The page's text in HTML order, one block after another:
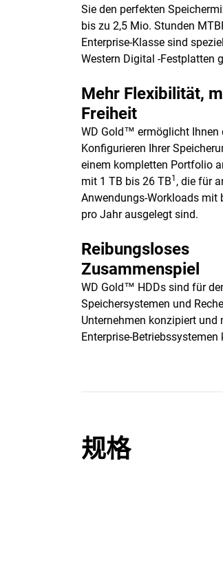
Sie den perfekten
bis zu 2,5 Mio. Stunden
Enterprise-Klasse sind
Western Digital -Festplatten
Mehr Flexibilität,
Freiheit
WD Gold™ ermöglicht Ihnen
Konfigurieren Ihrer
einem kompletten Portfolio
mit 1 TB bis 26 TB1 , die für
Anwendungs-Workloads mit
pro Jahr ausgelegt sind.
Reibungsloses
Zusammenspiel
WD Gold™ HDDs sind für
Speichersystemen und
Unternehmen konzipiert und
Enterprise-Betriebssystemen
规格